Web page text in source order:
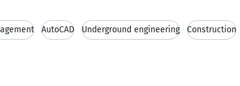
AutoCAD Underground engineering Construction